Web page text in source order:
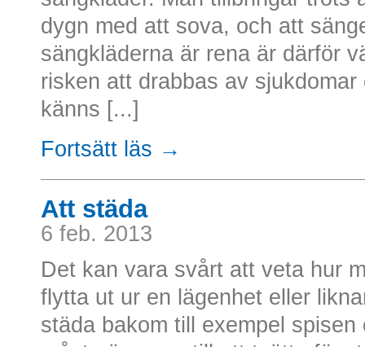
dygn med att sova, och att
sängkläderna är rena är därför
risken att drabbas av
känns [...]
Fortsätt läs →
Att städa
6 feb. 2013
Det kan vara svårt att veta hur
flytta ut ur en lägenhet eller
städa bakom till exempel